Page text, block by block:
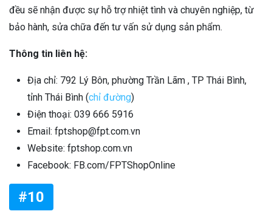
đều sẽ nhận được sự hỗ trợ nhiệt tình và chuyên nghiệp, từ
bảo hành, sửa chữa đến tư vấn sử dụng sản phẩm.
Thông tin liên hệ:
Địa chỉ: 792 Lý Bôn, phường Trần Lãm , TP Thái Bình,
tỉnh Thái Bình (chỉ đường)
Điện thoại: 039 666 5916
Email: fptshop@fpt.com.vn
Website: fptshop.com.vn
Facebook: FB.com/FPTShopOnline
#10